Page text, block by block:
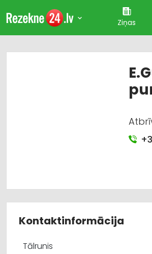
Ziņas
Kontaktinformācija
Tālrunis